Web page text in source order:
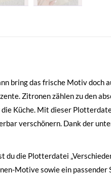
bring das frische Motiv doch
Zitronen zählen zu den
Küche. Mit dieser
verschönern. Dank der
du die Plotterdatei
Motive sowie ein passender